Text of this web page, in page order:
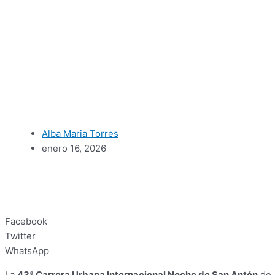
Alba Maria Torres
enero 16, 2026
Facebook
Twitter
WhatsApp